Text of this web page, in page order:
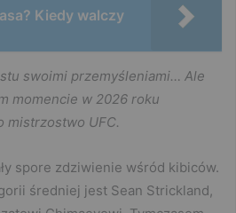
Kiedy walczy
swoimi przemyśleniami… Ale
momencie w 2026 roku
mistrzostwo UFC.
spore zdziwienie wśród kibiców.
średniej jest Sean Strickland,